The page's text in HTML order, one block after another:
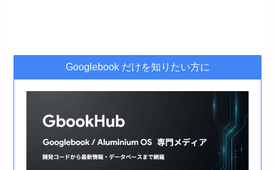
Googlebook だけを知りたい方に